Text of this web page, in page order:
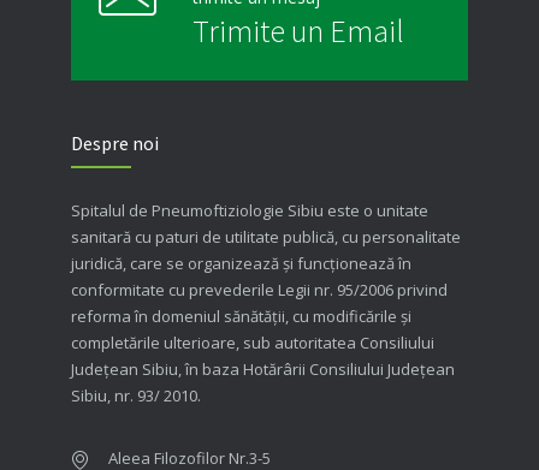
Trimite un Email
Despre noi
Spitalul de Pneumoftiziologie Sibiu este o unitate
sanitară cu paturi de utilitate publică, cu personalitate
juridică, care se organizează şi funcţionează în
conformitate cu prevederile Legii nr. 95/2006 privind
reforma în domeniul sănătăţii, cu modificările şi
completările ulterioare, sub autoritatea Consiliului
Judeţean Sibiu, în baza Hotărârii Consiliului Judeţean
Sibiu, nr. 93/ 2010.
Aleea Filozofilor Nr.3-5